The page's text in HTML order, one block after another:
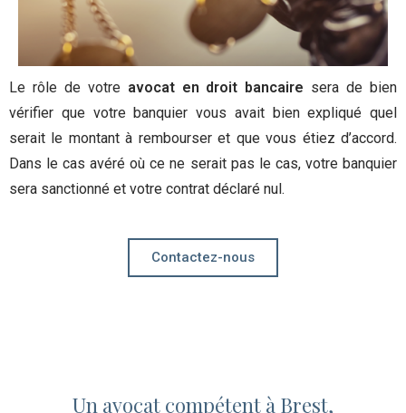
Le rôle de votre avocat en droit bancaire sera de bien
vérifier que votre banquier vous avait bien expliqué quel
serait le montant à rembourser et que vous étiez d’accord.
Dans le cas avéré où ce ne serait pas le cas, votre banquier
sera sanctionné et votre contrat déclaré nul.
Contactez-nous
Un avocat compétent à Brest,